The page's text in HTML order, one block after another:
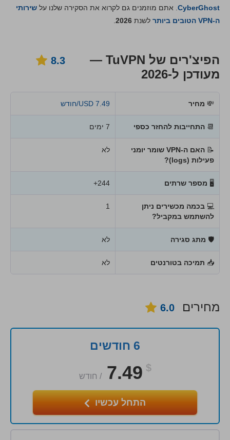
אמינות ותמיכה 8.5
CyberGhost. אתם מוזמנים גם לקרוא את הסקירה שלנו על שירותי
ה-VPN הטובים ביותר
לשנת 2026
.
הפיצ'רים של TuVPN —
מעודכן ל-2026
8.3
💸 מחיר 7.49 USD/חודש
📆 התחייבות להחזר כספי 7 ימים
📝
האם ה-VPN שומר יומני
פעילות (logs)?
לא
🖥 מספר שרתים 244+
💻 בכמה מכשירים ניתן
להשתמש במקביל?
1
🛡 מתג סגירה לא
📥 תמיכה בטורנטים לא
מחירים 6.0
6 חודשים
$
7.49
/ חודש
התחל עכשיו